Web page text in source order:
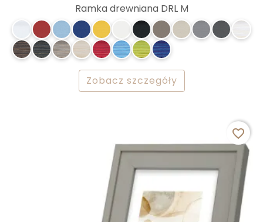
Ramka drewniana DRL M
Zobacz szczegóły
favorite_border